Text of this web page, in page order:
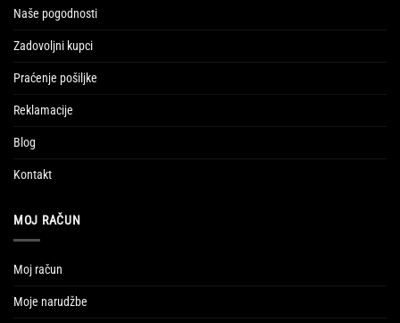
Naše pogodnosti
Zadovoljni kupci
Praćenje pošiljke
Reklamacije
Blog
Kontakt
MOJ RAČUN
Moj račun
Moje narudžbe